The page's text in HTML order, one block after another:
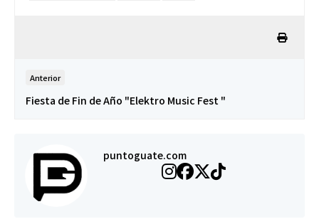
Anterior
Fiesta de Fin de Año "Elektro Music Fest "
puntoguate.com